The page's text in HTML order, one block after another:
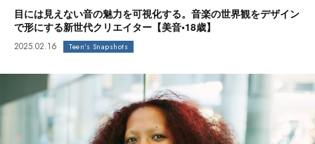
目には見えない音の魅力を可視化する。音楽の世界観をデザイン
で形にする新世代クリエイター【美音•18歳】
2025.02.16 Teen's Snapshots